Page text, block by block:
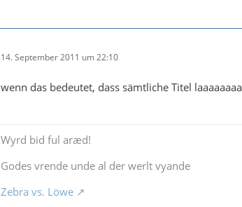
14. September 2011 um 22:10
wenn das bedeutet, dass sämtliche Titel
Wyrd bid ful aræd!
Godes vrende unde al der werlt vyande
Zebra vs. Löwe